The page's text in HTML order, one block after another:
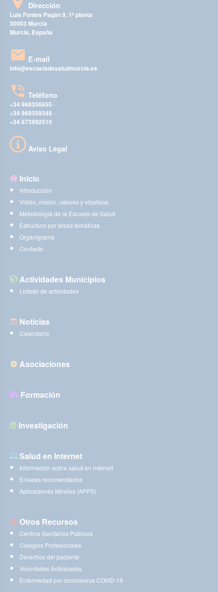
Dirección
Luis Fontes Pagán 9, 1ª planta
30003 Murcia
Murcia, España
E-mail
info@escueladesaludmurcia.es
Teléfono
+34 968356655 -
+34 968359348 -
+34 673992510
Aviso Legal
Inicio
Introducción
Visión, misión, valores y objetivos
Metodología de la Escuela de Salud
Estructura por áreas temáticas
Organigrama
Contacto
Actividades Municipios
Listado de actividades
Noticias
Calendario
Asociaciones
Formación
Investigación
Salud en Internet
Información sobre salud en internet
Enlaces recomendados
Aplicaciones Móviles (APPS)
Otros Recursos
Centros Sanitarios Públicos
Colegios Profesionales
Derechos del paciente
Voluntades Anticipadas
Enfermedad por coronavirus COVID-19